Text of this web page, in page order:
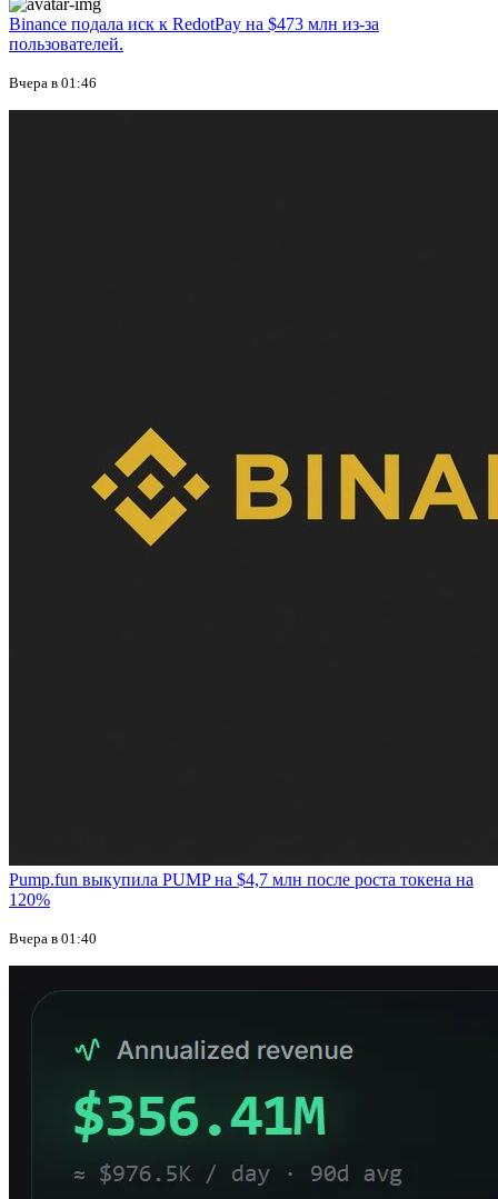
Binance подала иск к RedotPay на $473 млн из-за
пользователей.
Вчера в 01:46
Pump.fun выкупила PUMP на $4,7 млн после роста токена на
120%
Вчера в 01:40